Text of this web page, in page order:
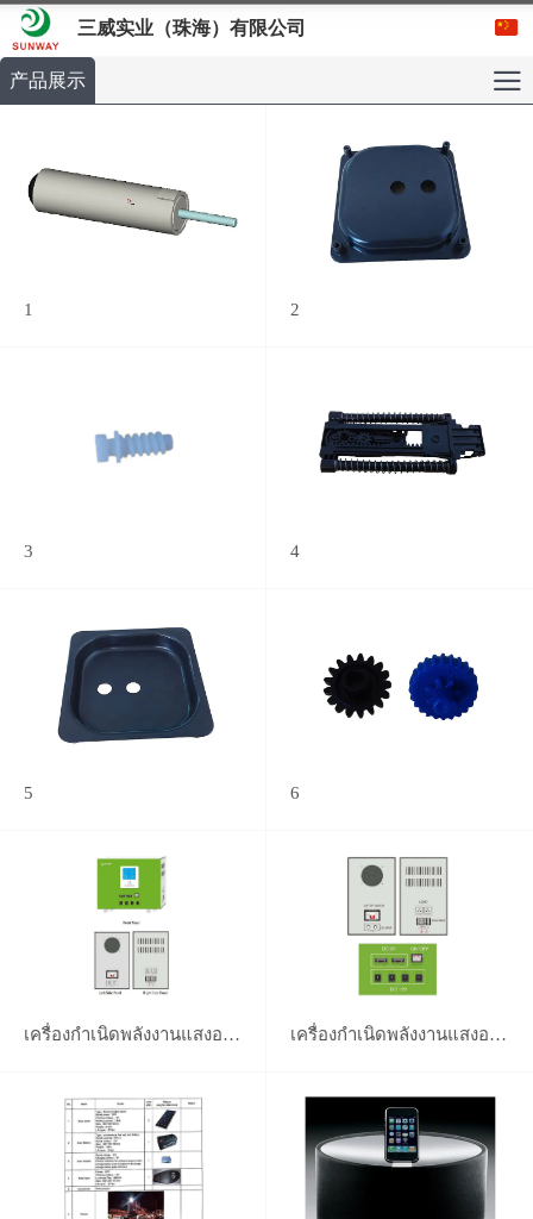
三威实业（珠海）有限公司
产品展示
1 2
3 4
5 6
เครื่องกำเนิดพลังงานแสงอาทิตย์ เครื่องกำเนิดพลังงานแสงอาทิตย์